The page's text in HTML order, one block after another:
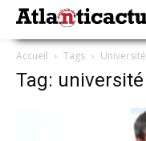
Accueil Tags Université
Tag: université